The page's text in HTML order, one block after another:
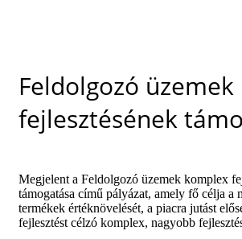
Feldolgozó
fejlesztésének
Megjelent a Feldolgozó üzemek komplex
támogatása című pályázat, amely fő célja a
termékek értéknövelését, a piacra jutást
fejlesztést célzó komplex, nagyobb